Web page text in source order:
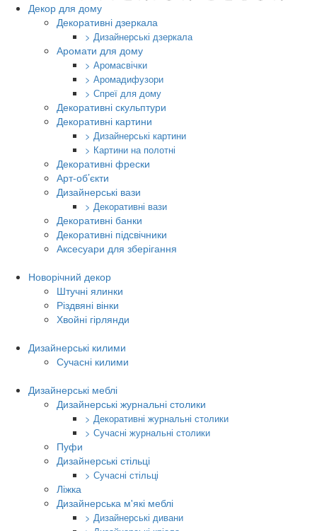
Декор для дому
Декоративні дзеркала
> Дизайнерські дзеркала
Аромати для дому
> Аромасвічки
> Аромадифузори
> Спреї для дому
Декоративні скульптури
Декоративні картини
> Дизайнерські картини
> Картини на полотні
Декоративні фрески
Арт-об’єкти
Дизайнерські вази
> Декоративні вази
Декоративні банки
Декоративні підсвічники
Аксесуари для зберігання
Новорічний декор
Штучні ялинки
Різдвяні вінки
Хвойні гірлянди
Дизайнерські килими
Сучасні килими
Дизайнерські меблі
Дизайнерські журнальні столики
> Декоративні журнальні столики
> Сучасні журнальні столики
Пуфи
Дизайнерські стільці
> Сучасні стільці
Ліжка
Дизайнерська м'які меблі
> Дизайнерські дивани